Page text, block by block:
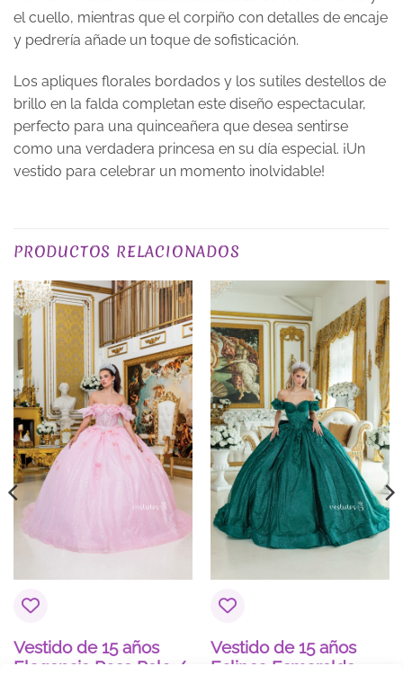
el cuello, mientras que el corpiño con detalles de encaje
y pedrería añade un toque de sofisticación.
Los apliques florales bordados y los sutiles destellos de
brillo en la falda completan este diseño espectacular,
perfecto para una quinceañera que desea sentirse
como una verdadera princesa en su día especial. ¡Un
vestido para celebrar un momento inolvidable!
COLOR
PLAZO DE ENTREGA Plazo de Entrega: 21 días
PRODUCTOS RELACIONADOS
Vestido de 15 años
Elegancia Rosa Palo /
Vestido de 15 años
Eclipse Esmeralda